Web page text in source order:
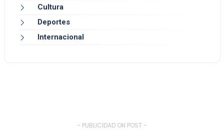
Cultura
Deportes
Internacional
- PUBLICIDAD ON POST -